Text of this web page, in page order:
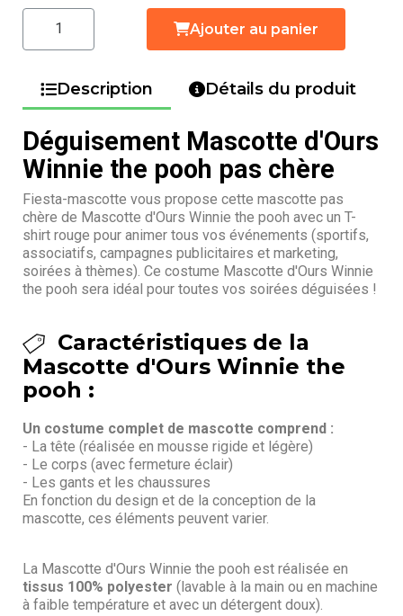
Ajouter au panier
Description Détails du produit
Déguisement Mascotte d'Ours
Winnie the pooh pas chère
Fiesta-mascotte vous propose cette mascotte pas
chère de Mascotte d'Ours Winnie the pooh avec un T-
shirt rouge pour animer tous vos événements (sportifs,
associatifs, campagnes publicitaires et marketing,
soirées à thèmes). Ce costume Mascotte d'Ours Winnie
the pooh sera idéal pour toutes vos soirées déguisées !
Caractéristiques de la
Mascotte d'Ours Winnie the
pooh :
Un costume complet de mascotte comprend :
- La tête (réalisée en mousse rigide et légère)
- Le corps (avec fermeture éclair)
- Les gants et les chaussures
En fonction du design et de la conception de la
mascotte, ces éléments peuvent varier.
La Mascotte d'Ours Winnie the pooh est réalisée en
tissus 100% polyester (lavable à la main ou en machine
à faible température et avec un détergent doux).